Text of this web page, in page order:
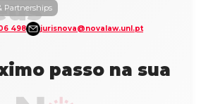
Partnerships
498 jurisnova@novalaw.unl.pt
passo na sua